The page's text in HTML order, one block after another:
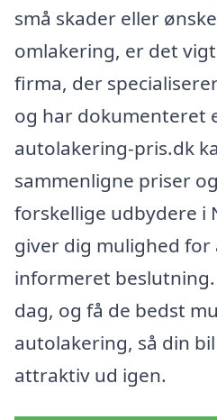
små skader eller
omlakering, er det
firma, der
og har dokumenteret
autolakering-pris.dk
sammenligne priser
forskellige udbydere i
giver dig mulighed
informeret
dag, og få de bedst
autolakering, så din
attraktiv ud igen.